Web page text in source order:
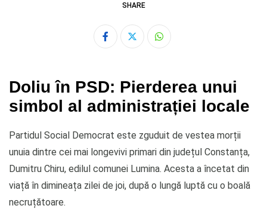
SHARE
Whatsapp
Doliu în PSD: Pierderea unui
simbol al administrației locale
Partidul Social Democrat este zguduit de vestea morții
unuia dintre cei mai longevivi primari din județul Constanța,
Dumitru Chiru, edilul comunei Lumina. Acesta a încetat din
viață în dimineața zilei de joi, după o lungă luptă cu o boală
necruțătoare.